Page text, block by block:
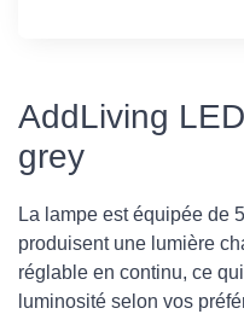
AddLiving
grey
La lampe est équipée de
produisent une lumière
réglable en continu, ce
luminosité selon vos